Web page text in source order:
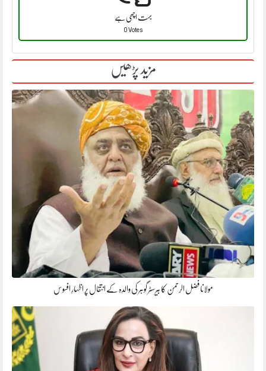
بہت اچھی ہے
0 Votes
مزید پڑھیں
مولانا فضل الرحمن کا بیرسٹر گوہر کی والدہ کے انتقال پر اظہارِ افسوس